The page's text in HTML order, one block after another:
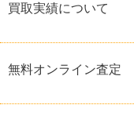
買取実績について
無料オンライン査定